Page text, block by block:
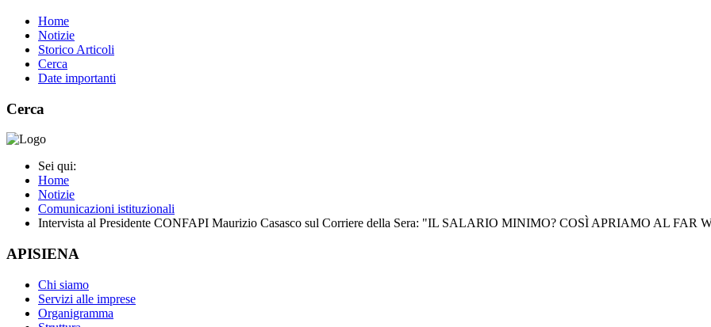
Home
Notizie
Storico Articoli
Cerca
Date importanti
Cerca
Sei qui:
Home
Notizie
Comunicazioni istituzionali
Intervista al Presidente CONFAPI Maurizio Casasco sul Corriere della Sera: "IL SALARIO MINIMO? COSÌ APRIAMO AL FAR
APISIENA
Chi siamo
Servizi alle imprese
Organigramma